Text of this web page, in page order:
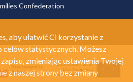
Confederation
aby ułatwić Ci korzystanie z
celów statystycznych. Możesz
zmieniając ustawienia Twojej
z naszej strony bez zmiany